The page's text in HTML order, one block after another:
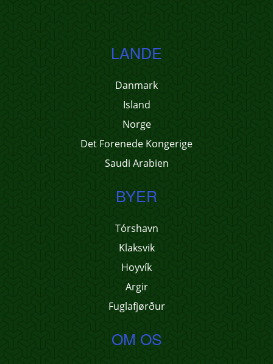
LANDE
Danmark
Island
Norge
Det Forenede Kongerige
Saudi Arabien
BYER
Tórshavn
Klaksvik
Hoyvík
Argir
Fuglafjørður
OM OS